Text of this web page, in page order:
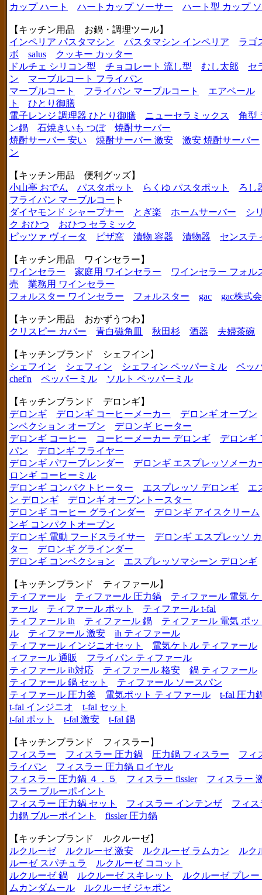
カップ ハート
ハートカップ ソーサー ハート型 カップ
【キッチン用品 お鍋・調理ツール】
インペリア パスタマシン
パスタマシン インペリア
ラゴ
ボ
salus
クッキー カッター
ドルチェ シリコン型
チョコレート 流し型 むし太郎
セ
ン
マーブルコート フライパン
マーブルコート
フライパン マーブルコート
エアベール
ト
ひとり御膳
電子レンジ 調理器 ひとり御膳
ニューセラミックス
角型
ン鍋
石焼きいも つぼ
焼酎サーバー
焼酎サーバー 安い
焼酎サーバー 激安
激安 焼酎サーバー
ン
【キッチン用品 便利グッズ】
小山亭 おでん
パスタポット らくゆ パスタポット
ろし
フライパン マーブルコー ト
ダイヤモンド シャープナー
とぎ楽 ホームサーバー
シ
ク おひつ
おひつ セラミック
ピッツァ ヴィータ
ピザ窯 漬物 容器 漬物器 センステ
【キッチン用品 ワインセラー】
ワインセラー
家庭用 ワインセラー
ワインセラー フォル
売
業務用 ワインセラー
フォルスター ワインセラー
フォルスター gac gac株式
【キッチン用品 おかずうつわ】
クリスピー カバー
青白磁角皿 秋田杉 酒器 夫婦茶碗
【キッチンブランド シェフイン】
シェフイン
シェフィン シェフィン ペッパーミル
ペッ
chef'n
ペッパーミル ソルト ペッパーミル
【キッチンブランド デロンギ】
デロンギ
デロンギ コーヒーメーカー
デロンギ オーブン
ンベクション オーブン
デロンギ ヒーター
デロンギ コーヒー
コーヒーメーカー デロンギ
デロンギ
パン
デロンギ フライヤー
デロンギ パワーブレンダー
デロンギ エスプレッソメーカ
ロンギ コーヒーミル
デロンギ コンパクトヒーター
エスプレッソ デロンギ
エ
ン デロンギ
デロンギ オーブントースター
デロンギ コーヒー グラインダー
デロンギ アイスクリーム
ンギ コンパクトオーブン
デロンギ 電動 フードスライサー
デロンギ エスプレッソ
ター
デロンギ グラインダー
デロンギ コンベクション
エスプレッソマシーン デロンギ
【キッチンブランド ティファール】
ティファール
ティファール 圧力鍋
ティファール 電気 ケ
ァール
ティファール ポット
ティファール t-fal
ティファール ih
ティファール 鍋
ティファール 電気 ポッ
ル
ティファール 激安
ih ティファール
ティファール インジニオセット
電気ケトル ティファール
ィファール 通販
フライパン ティファール
ティファール ih対応
ティファール 格安
鍋 ティファール
ティファール 鍋 セット
ティファール ソースパン
ティファール 圧力釜
電気ポット ティファール
t-fal 圧力
t-fal インジニオ
t-fal セット
t-fal ポット
t-fal 激安 t-fal 鍋
【キッチンブランド フィスラー】
フィスラー
フィスラー 圧力鍋 圧力鍋 フィスラー
フィ
ライパン
フィスラー 圧力鍋 ロイヤル
フィスラー 圧力鍋 ４．５
フィスラー fissler
フィスラー
スラー ブルーポイント
フィスラー 圧力鍋 セット
フィスラー インテンザ
フィ
力鍋 ブルーポイント
fissler 圧力鍋
【キッチンブランド ルクルーゼ】
ルクルーゼ
ルクルーゼ 激安 ルクルーゼ ラムカン
ルク
ルーゼ スパチュラ
ルクルーゼ ココット
ルクルーゼ 鍋
ルクルーゼ スキレット
ルクルーゼ プレ
ムカンダムール
ルクルーゼ ジャポン